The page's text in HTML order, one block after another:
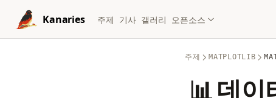
Skip to content
Kanaries
주제 기사 갤러리 오픈소스
주제 MATPLOTLIB
📊 데이